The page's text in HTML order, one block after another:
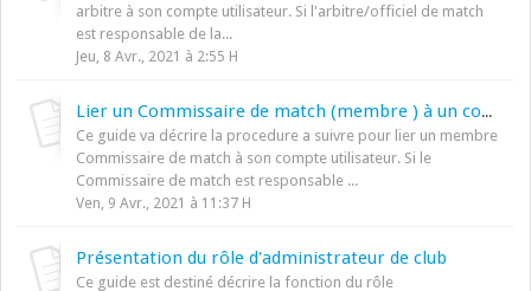
arbitre à son compte utilisateur. Si l'arbitre/officiel de match
est responsable de la...
Jeu, 8 Avr., 2021 à 2:55 H
Lier un Commissaire de match (membre ) à un compte utilisateur
Ce guide va décrire la procedure a suivre pour lier un membre
Commissaire de match à son compte utilisateur. Si le
Commissaire de match est responsable ...
Ven, 9 Avr., 2021 à 11:37 H
Présentation du rôle d'administrateur de club
Ce guide est destiné décrire la fonction du rôle